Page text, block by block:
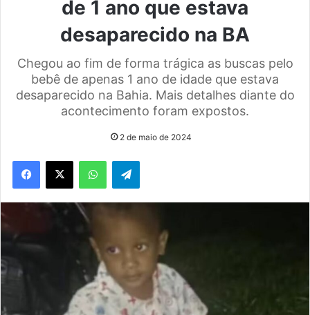
de 1 ano que estava
desaparecido na BA
Chegou ao fim de forma trágica as buscas pelo
bebê de apenas 1 ano de idade que estava
desaparecido na Bahia. Mais detalhes diante do
acontecimento foram expostos.
2 de maio de 2024
WhatsAppTelegram